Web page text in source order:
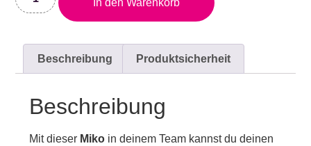
Beschreibung Produktsicherheit
Beschreibung
Mit dieser Miko in deinem Team kannst du deinen